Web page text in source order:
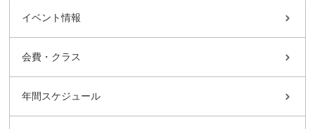
イベント情報
会費・クラス
年間スケジュール